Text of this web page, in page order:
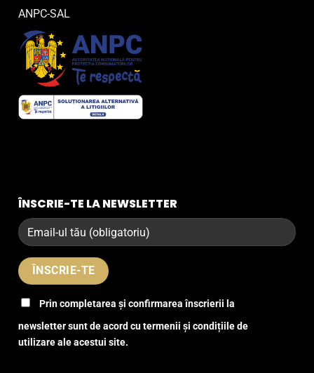
ANPC-SAL
ÎNSCRIE-TE LA NEWSLETTER
Prin completarea și confirmarea înscrierii la
newsletter sunt de acord cu termenii și condițiile de
utilizare ale acestui site.